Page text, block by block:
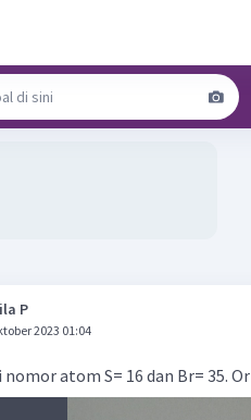
P
2023 01:04
atom S= 16 dan Br= 35.